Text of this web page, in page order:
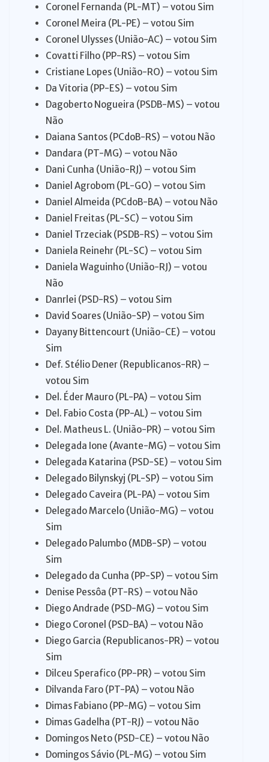
Coronel Fernanda (PL-MT) – votou Sim
Coronel Meira (PL-PE) – votou Sim
Coronel Ulysses (União-AC) – votou Sim
Covatti Filho (PP-RS) – votou Sim
Cristiane Lopes (União-RO) – votou Sim
Da Vitoria (PP-ES) – votou Sim
Dagoberto Nogueira (PSDB-MS) – votou
Não
Daiana Santos (PCdoB-RS) – votou Não
Dandara (PT-MG) – votou Não
Dani Cunha (União-RJ) – votou Sim
Daniel Agrobom (PL-GO) – votou Sim
Daniel Almeida (PCdoB-BA) – votou Não
Daniel Freitas (PL-SC) – votou Sim
Daniel Trzeciak (PSDB-RS) – votou Sim
Daniela Reinehr (PL-SC) – votou Sim
Daniela Waguinho (União-RJ) – votou
Não
Danrlei (PSD-RS) – votou Sim
David Soares (União-SP) – votou Sim
Dayany Bittencourt (União-CE) – votou
Sim
Def. Stélio Dener (Republicanos-RR) –
votou Sim
Del. Éder Mauro (PL-PA) – votou Sim
Del. Fabio Costa (PP-AL) – votou Sim
Del. Matheus L. (União-PR) – votou Sim
Delegada Ione (Avante-MG) – votou Sim
Delegada Katarina (PSD-SE) – votou Sim
Delegado Bilynskyj (PL-SP) – votou Sim
Delegado Caveira (PL-PA) – votou Sim
Delegado Marcelo (União-MG) – votou
Sim
Delegado Palumbo (MDB-SP) – votou
Sim
Delegado da Cunha (PP-SP) – votou Sim
Denise Pessôa (PT-RS) – votou Não
Diego Andrade (PSD-MG) – votou Sim
Diego Coronel (PSD-BA) – votou Não
Diego Garcia (Republicanos-PR) – votou
Sim
Dilceu Sperafico (PP-PR) – votou Sim
Dilvanda Faro (PT-PA) – votou Não
Dimas Fabiano (PP-MG) – votou Sim
Dimas Gadelha (PT-RJ) – votou Não
Domingos Neto (PSD-CE) – votou Não
Domingos Sávio (PL-MG) – votou Sim